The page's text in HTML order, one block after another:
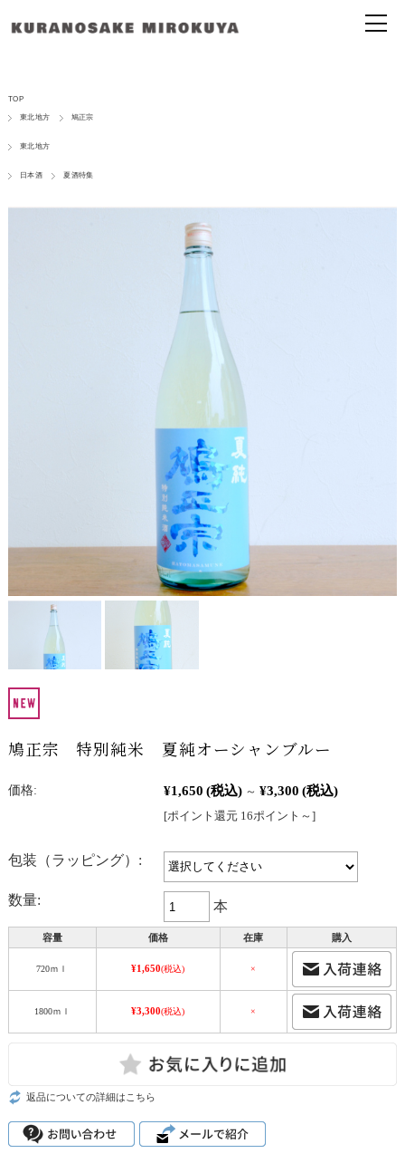
TOP
東北地方 鳩正宗
東北地方
日本酒 夏酒特集
鳩正宗 特別純米 夏純オーシャンブルー
価格: ¥1,650 (税込) ～ ¥3,300 (税込)
[ポイント還元 16ポイント～]
包装（ラッピング）:
数量: 本
容量 価格 在庫 購入
720ｍｌ ¥1,650(税込) ×
1800ｍｌ ¥3,300(税込) ×
返品についての詳細はこちら